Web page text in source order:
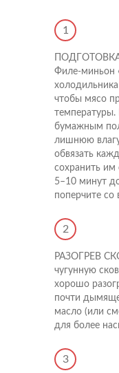
1
ПОДГОТОВКА
Филе-миньон
чтобы мясо
температуры.
бумажным
лишнюю
обвязать
сохранить им
5–10 минут
поперчите со
2
РАЗОГРЕВ
чугунную
хорошо
почти
масло (или
для более
3